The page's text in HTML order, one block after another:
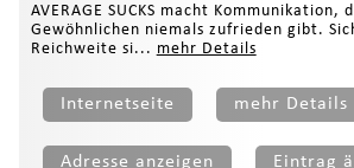
AVERAGE SUCKS macht Kommunikation,
Gewöhnlichen niemals zufrieden gibt.
Reichweite si... mehr Details
Internetseite mehr Details
Adresse anzeigen Eintrag